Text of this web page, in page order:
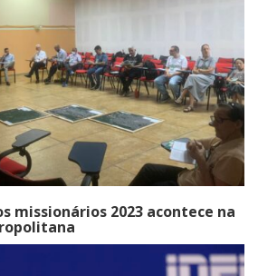
missionários 2023 acontece na